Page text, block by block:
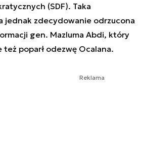
(SDF). Taka
jednak zdecydowanie odrzucona
gen. Mazluma Abdi, który
poparł odezwę Ocalana.
Reklama